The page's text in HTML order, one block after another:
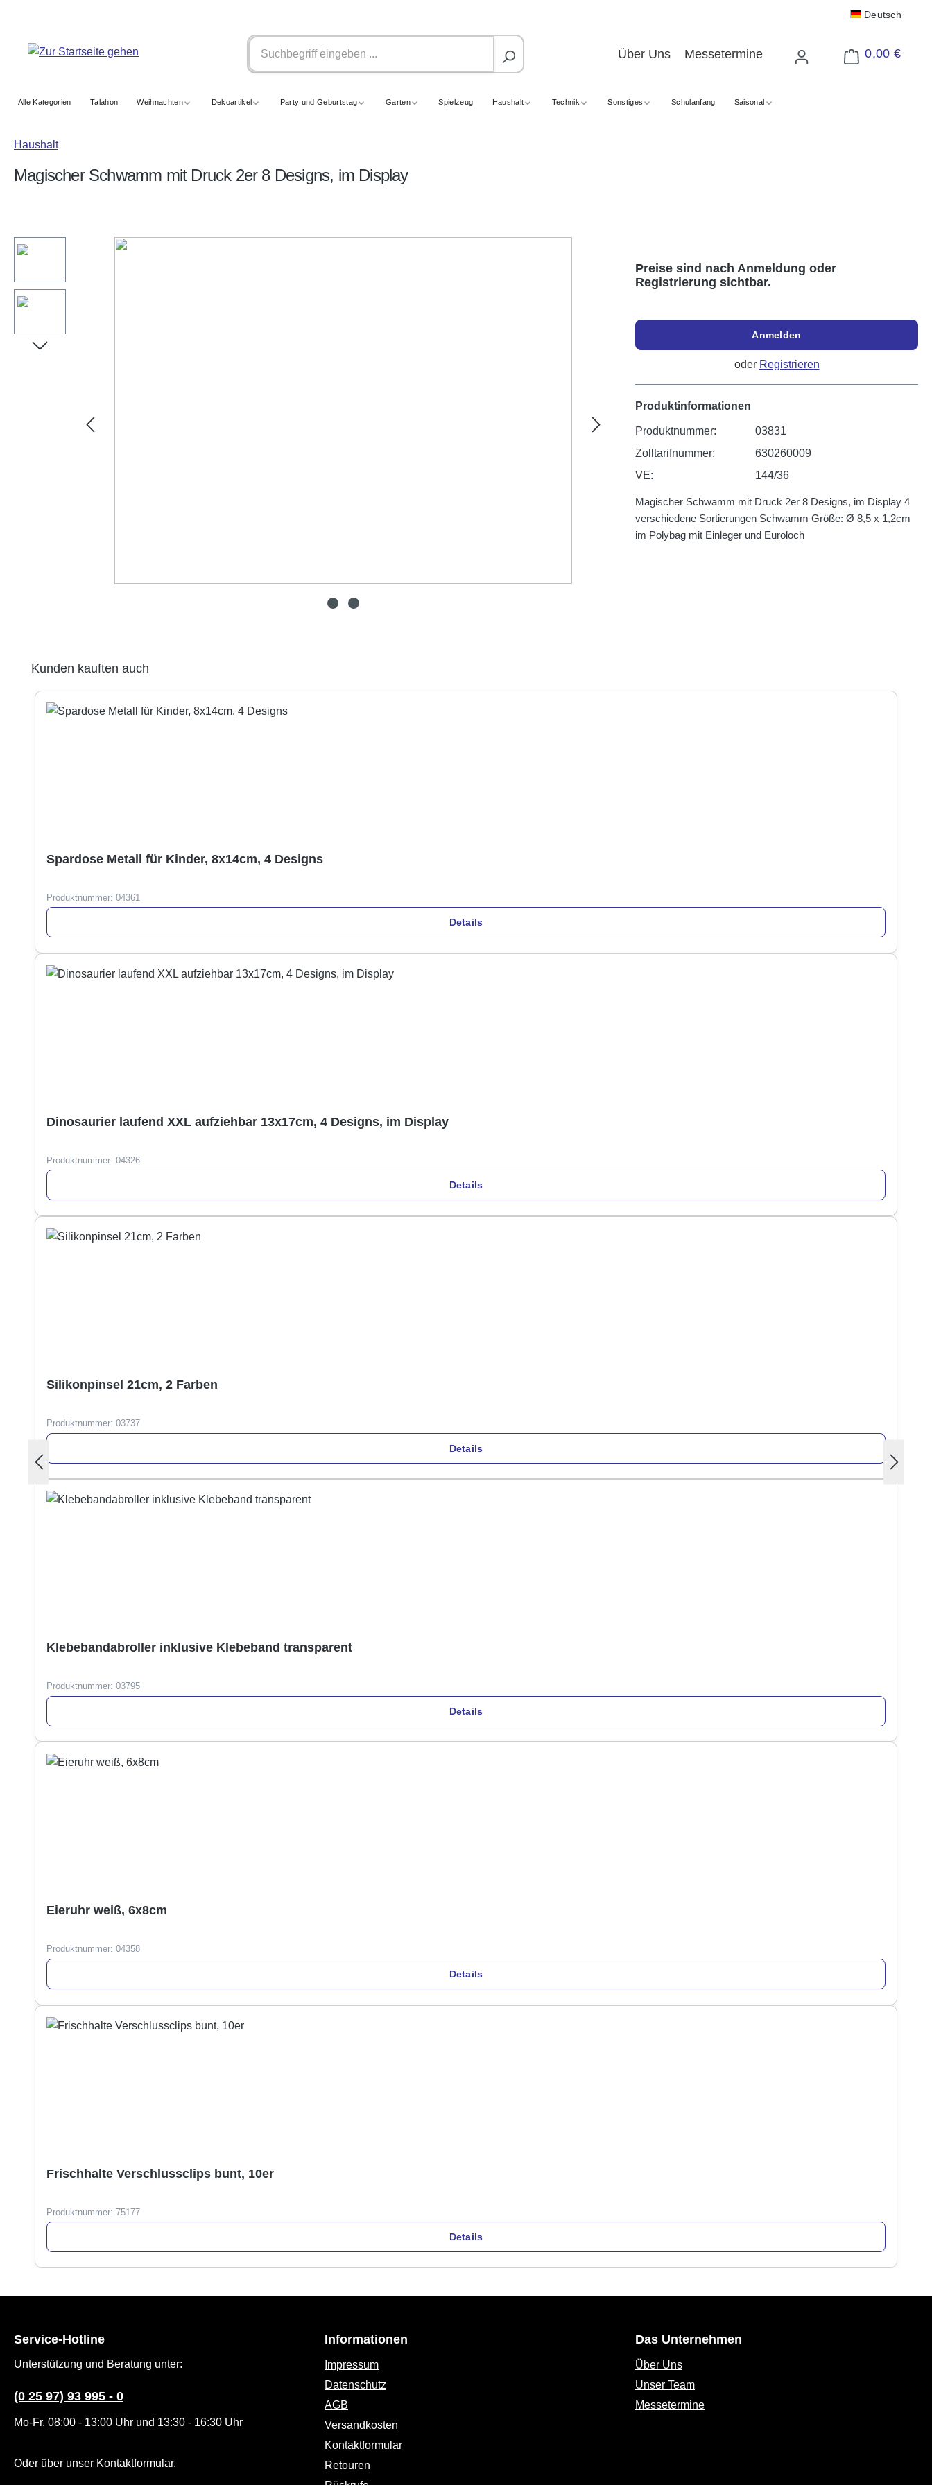
Deutsch
Über Uns Messetermine 0,00 €
Warenkorb enthält
Alle Kategorien Talahon Weihnachten Dekoartikel Party und Geburtstag Garten Spielzeug Haushalt Technik Sonstiges Schulanfang Saisonal
Haushalt
Magischer Schwamm mit Druck 2er 8 Designs, im Display
Bildergalerie überspringen
Preise sind nach Anmeldung oder
Registrierung sichtbar.
Anmelden
oder Registrieren
Produktinformationen
Produktnummer:
03831
Zolltarifnummer:
630260009
VE:
144/36
Magischer Schwamm mit Druck 2er 8 Designs, im Display 4
verschiedene Sortierungen Schwamm Größe: Ø 8,5 x 1,2cm
im Polybag mit Einleger und Euroloch
Produktgalerie überspringen
Kunden kauften auch
Spardose Metall für Kinder, 8x14cm, 4 Designs
Produktnummer: 04361
Details
Dinosaurier laufend XXL aufziehbar 13x17cm, 4 Designs, im Display
Produktnummer: 04326
Details
Silikonpinsel 21cm, 2 Farben
Produktnummer: 03737
Details
Klebebandabroller inklusive Klebeband transparent
Produktnummer: 03795
Details
Eieruhr weiß, 6x8cm
Produktnummer: 04358
Details
Frischhalte Verschlussclips bunt, 10er
Produktnummer: 75177
Details
Service-Hotline
Unterstützung und Beratung unter:
(0 25 97) 93 995 - 0
Mo-Fr, 08:00 - 13:00 Uhr und 13:30 - 16:30 Uhr
Oder über unser Kontaktformular.
Informationen
Impressum
Datenschutz
AGB
Versandkosten
Kontaktformular
Retouren
Das Unternehmen
Über Uns
Unser Team
Messetermine